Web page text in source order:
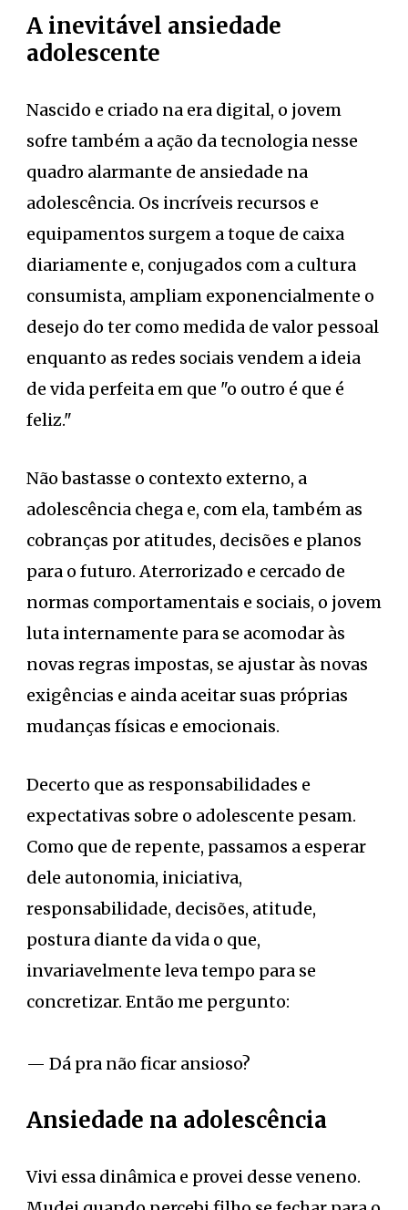
A inevitável ansiedade
adolescente
Nascido e criado na era digital, o jovem
sofre também a ação da tecnologia nesse
quadro alarmante de ansiedade na
adolescência. Os incríveis recursos e
equipamentos surgem a toque de caixa
diariamente e, conjugados com a cultura
consumista, ampliam exponencialmente o
desejo do ter como medida de valor pessoal
enquanto as redes sociais vendem a ideia
de vida perfeita em que "o outro é que é
feliz."
Não bastasse o contexto externo, a
adolescência chega e, com ela, também as
cobranças por atitudes, decisões e planos
para o futuro. Aterrorizado e cercado de
normas comportamentais e sociais, o jovem
luta internamente para se acomodar às
novas regras impostas, se ajustar às novas
exigências e ainda aceitar suas próprias
mudanças físicas e emocionais.
Decerto que as responsabilidades e
expectativas sobre o adolescente pesam.
Como que de repente, passamos a esperar
dele autonomia, iniciativa,
responsabilidade, decisões, atitude,
postura diante da vida o que,
invariavelmente leva tempo para se
concretizar. Então me pergunto:
— Dá pra não ficar ansioso?
Ansiedade na adolescência
Vivi essa dinâmica e provei desse veneno.